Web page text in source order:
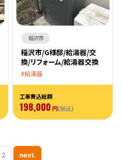
稲沢市
稲沢市/G様邸/給湯器/交
換/リフォーム/給湯器交換
給湯器
工事費込総額
198,000 円(税込)
2 next.